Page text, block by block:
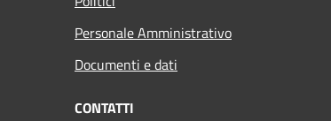
Personale Amministrativo
Documenti e dati
CONTATTI